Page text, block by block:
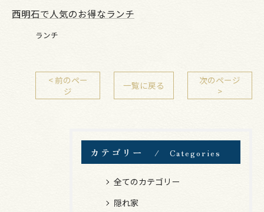
西明石で人気のお得なランチ
ランチ
< 前のペー
ジ
一覧に戻る
次のページ
>
カテゴリー Categories
全てのカテゴリー
隠れ家